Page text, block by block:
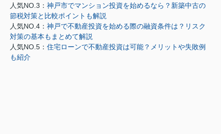
人気NO.3： 神戸市でマンション投資を始めるなら？新築中古の
節税対策と比較ポイントも解説
人気NO.4： 神戸で不動産投資を始める際の融資条件は？リスク
対策の基本もまとめて解説
人気NO.5： 住宅ローンで不動産投資は可能？メリットや失敗例
も紹介